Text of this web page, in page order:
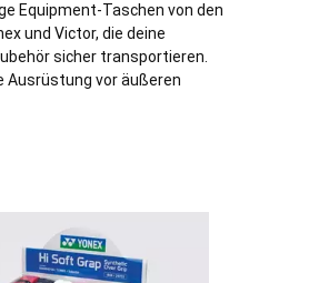
Equipment-Taschen von den
und Victor, die deine
sicher transportieren.
Ausrüstung vor äußeren